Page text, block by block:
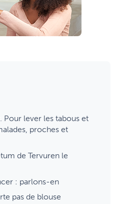
lever les tabous et
proches et
de Tervuren le
: parlons-en
pas de blouse